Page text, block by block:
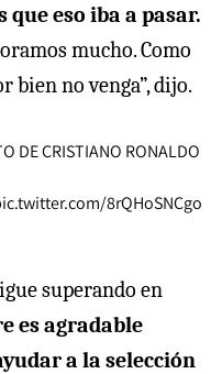
eso iba a pasar.
mucho. Como
bien no venga”, dijo.
CRISTIANO RONALDO
8rQHoSNCgo
superando en
es agradable
a la selección